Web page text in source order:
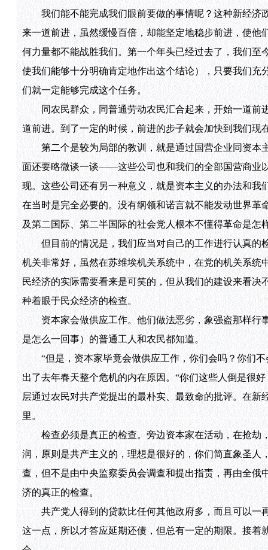
我们能不能完成我们眼前要做的事情呢？这种新经济
来一道前进，虽然缓慢百倍，却能坚定地稳步前进，使
何力量都不能战胜我们。第一个年头已经过去了，我们
使我们能够十分明确肯定地作出这个结论），只要我们
们就一定能够完成这个任务。
同农民群众，同普通劳动农民汇合起来，开始一道前
道前进。到了一定的时候，前进的步子就会加快到我们
第二个是较为局部的教训，就是通过国营企业同资本
面还要略微谈一谈——这些公司也和我们的全部国营商业
现。这些公司还有另一种意义，就是资本主义的办法和
在当时是完全必要的。没有纲领和诺言就不能发动世界
及第二国际、第二半国际的社会党人根本不懂得革命是
但目前的情况是，我们应当对自己的工作进行认真的
机关非常好，虽然在苏维埃机关系统中，在党的机关系
民经济的实际需要看来是可笑的，但从我们的建设来看
种着眼于民众经济的检查。
资本家会做供应工作。他们做法恶劣，象强盗那样行
是怎么一回事）的普通工人和农民都知道。
“但是，资本家毕竟会做供应工作，你们会吗？你们不
出了去年春天整个危机的内在原因。“你们这些人倒是很
层通过农民对共产党提出的最朴实、最致命的批评。在
里。
检查必须是真正的检查。旁边资本家在活动，在抢劫
润，原则是共产主义的，理想是很好的，你们简直象圣
查，但不是由中央监察委员会调查和提出指责，再由全
济的真正的检查。
共产党人得到的贷款比任何其他政府多，而且可以一
这一点，所以才答应延期还债，但总有一定的期限。接